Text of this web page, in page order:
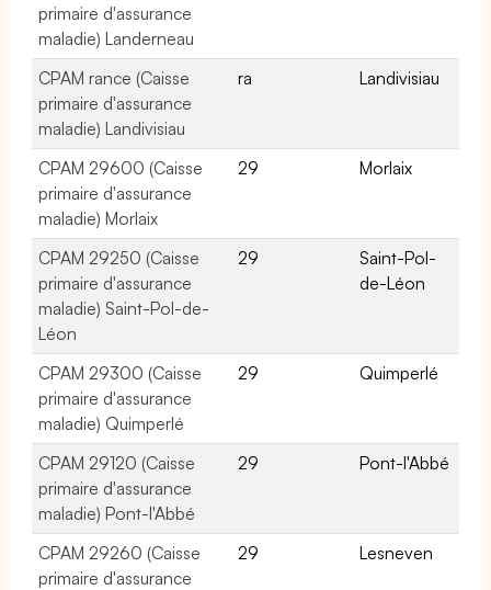
primaire d'assurance
maladie) Landerneau
CPAM rance (Caisse
primaire d'assurance
maladie) Landivisiau
ra Landivisiau
CPAM 29600 (Caisse
primaire d'assurance
maladie) Morlaix
29 Morlaix
CPAM 29250 (Caisse
primaire d'assurance
maladie) Saint-Pol-de-
Léon
29
Saint-Pol-
de-Léon
CPAM 29300 (Caisse
primaire d'assurance
maladie) Quimperlé
29 Quimperlé
CPAM 29120 (Caisse
primaire d'assurance
maladie) Pont-l'Abbé
29 Pont-l'Abbé
CPAM 29260 (Caisse
primaire d'assurance
29 Lesneven